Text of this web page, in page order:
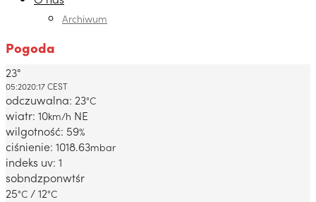
Archiwum
Pogoda
Dabrowa Gornicza, PL
23°
05:2020:17 CEST
odczuwalna: 23°C
wiatr: 10km/h NE
wilgotność: 59%
ciśnienie: 1018.63mbar
indeks uv: 1
sobndzponwtśr
25°C / 12°C